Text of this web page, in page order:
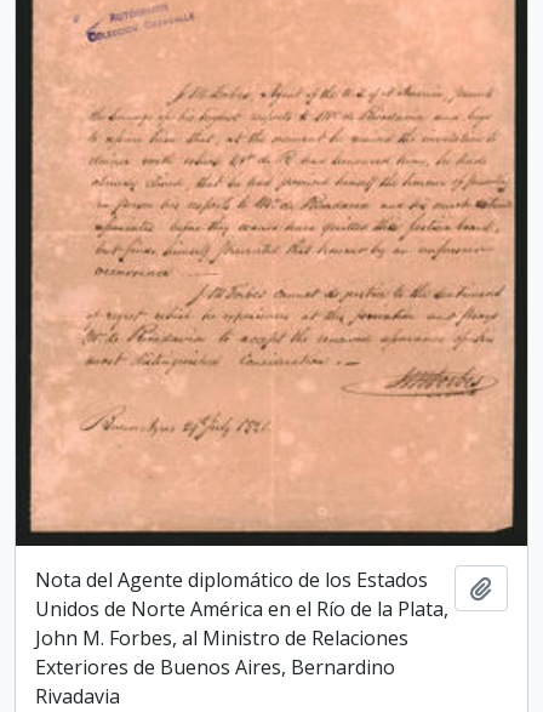
Nota del Agente diplomático de los Esta­dos
Unidos de Norte América en el Río de la Plata,
John M. Forbes, al Ministro de Relaciones
Exteriores de Buenos Aires, Bernardino
Rivadavia